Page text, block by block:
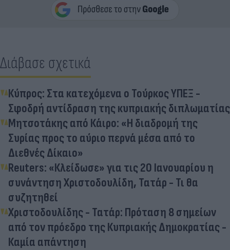
Διάβασε σχετικά
Κύπρος: Στα κατεχόμενα ο Τούρκος ΥΠΕΞ -
Σφοδρή αντίδραση της κυπριακής διπλωματίας
Μητσοτάκης από Κάιρο: «Η διαδρομή της
Συρίας προς το αύριο περνά μέσα από το
Διεθνές Δίκαιο»
Reuters: «Κλείδωσε» για τις 20 Ιανουαρίου η
συνάντηση Χριστοδουλίδη, Τατάρ - Τι θα
συζητηθεί
Χριστοδουλίδης - Τατάρ: Πρόταση 8 σημείων
από τον πρόεδρο της Κυπριακής Δημοκρατίας -
Καμία απάντηση